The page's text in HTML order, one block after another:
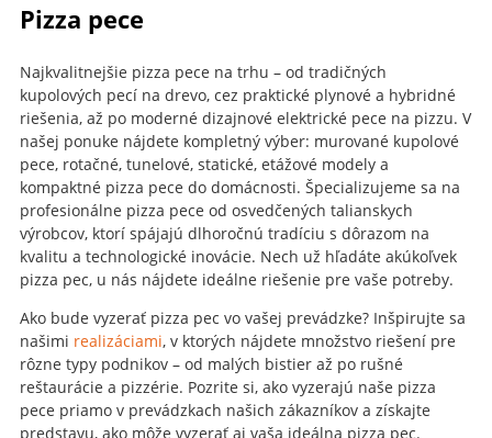
Pizza pece
Najkvalitnejšie pizza pece na trhu – od tradičných
kupolových pecí na drevo, cez praktické plynové a hybridné
riešenia, až po moderné dizajnové elektrické pece na pizzu. V
našej ponuke nájdete kompletný výber: murované kupolové
pece, rotačné, tunelové, statické, etážové modely a
kompaktné pizza pece do domácnosti. Špecializujeme sa na
profesionálne pizza pece od osvedčených talianskych
výrobcov, ktorí spájajú dlhoročnú tradíciu s dôrazom na
kvalitu a technologické inovácie. Nech už hľadáte akúkoľvek
pizza pec, u nás nájdete ideálne riešenie pre vaše potreby.
Ako bude vyzerať pizza pec vo vašej prevádzke? Inšpirujte sa
našimi realizáciami, v ktorých nájdete množstvo riešení pre
rôzne typy podnikov – od malých bistier až po rušné
reštaurácie a pizzérie. Pozrite si, ako vyzerajú naše pizza
pece priamo v prevádzkach našich zákazníkov a získajte
predstavu, ako môže vyzerať aj vaša ideálna pizza pec.